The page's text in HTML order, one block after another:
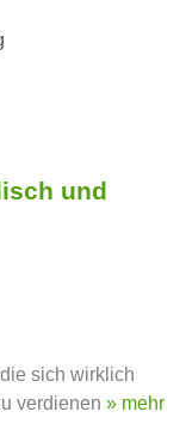
und
sich wirklich
verdienen » mehr